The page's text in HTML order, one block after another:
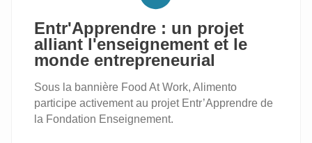
Entr'Apprendre : un projet
alliant l'enseignement et le
monde entrepreneurial
Sous la bannière Food At Work, Alimento
participe activement au projet Entr’Apprendre de
la Fondation Enseignement.